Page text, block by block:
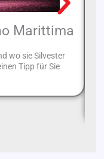
Marittima
wo sie Silvester
Tipp für Sie